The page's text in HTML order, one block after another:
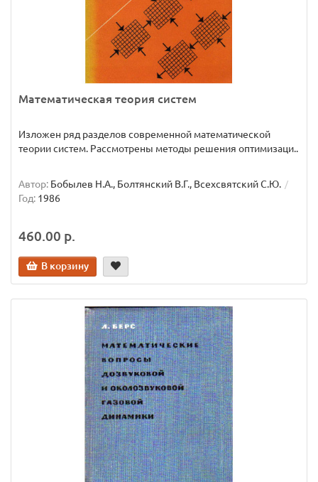
Математическая теория систем
Изложен ряд разделов современной математической
теории систем. Рассмотрены методы решения оптимизаци..
Автор: Бобылев Н.А., Болтянский В.Г., Всехсвятский С.Ю.
Год: 1986
460.00 р.
В корзину